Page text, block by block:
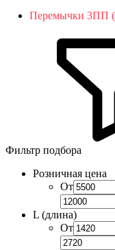
Перемычки 3ПП
Фильтр подбора
Розничная цена
От
L (длина)
От